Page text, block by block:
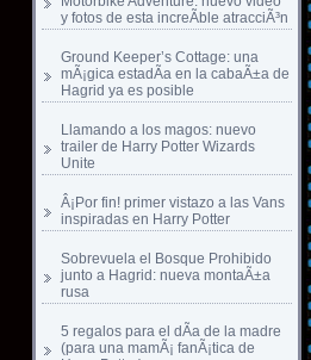
y fotos de esta increÃ­ble atracciÃ³n
Ground Keeper’s Cottage: una
mÃ¡gica estadÃ­a en la cabaÃ±a de
Hagrid ya es posible
Llamando a los magos: nuevo
trailer de Harry Potter Wizards
Unite
Â¡Por fin! primer vistazo a las Vans
inspiradas en Harry Potter
Sobrevuela el Bosque Prohibido
junto a Hagrid: nueva montaÃ±a
rusa
5 regalos para el dÃ­a de la madre
(para una mamÃ¡ fanÃ¡tica de